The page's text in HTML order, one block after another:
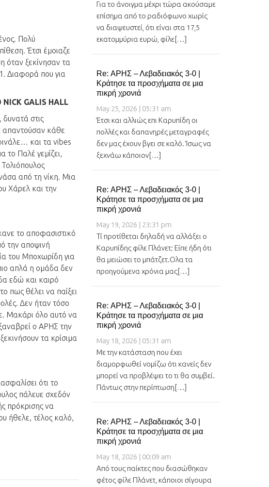
Πολύ
Έτσι έμοιαζε
όταν ξεκίνησαν τα
Διαφορά που για
GALIS HALL
στις
απαντούσαν κάθε
και τα vibes
το Παλέ γεμίζει,
από τη νίκη. Μια
Χάρελ και την
το αποφασιστικό
την αποψινή
του Μποχωρίδη για
απλά η ομάδα δεν
εδώ και καιρό
πως θέλει να παίξει
Δεν ήταν τόσο
Μακάρι όλο αυτό να
ξαναβρεί ο ΑΡΗΣ την
τα κρίσιμα
ότι το
πάλευε σχεδόν
πρόκρισης να
ήθελε, τέλος καλό,
Για το άνοιγμα μέχρι τώρα ακούσαμε
επίσημα από το ραδιόφωνο χωρίς
να διαψευστεί, ότι είναι στα 17,5
εκατομμύρια ευρώ, φίλε[…]
Re: ΑΡΗΣ – Λεβαδειακός 3-0 |
Κράτησε τα προσχήματα σε μια
πικρή χρονιά
May 25, 2026 | 05:31 am
Έτσι και αλλιώς επι Καρυπίδη οι
πολλές και δαπανηρές μεταγραφές
δεν μας έχουν βγει σε καλό. Ίσως να
ξεχνάω κάποιον[…]
Re: ΑΡΗΣ – Λεβαδειακός 3-0 |
Κράτησε τα προσχήματα σε μια
πικρή χρονιά
May 19, 2026 | 23:31 pm
Τί προτίθεται δηλαδή να αλλάξει ο
Καρυπίδης φίλε Πλάνετ; Είπε ήδη ότι
θα μειώσει το μπάτζετ.Ολα τα
προηγούμενα χρόνια μας[…]
Re: ΑΡΗΣ – Λεβαδειακός 3-0 |
Κράτησε τα προσχήματα σε μια
πικρή χρονιά
May 18, 2026 | 05:31 am
Με την κατάσταση που έχει
διαμορφωθεί νομίζω ότι κανείς δεν
μπορεί να προβλέψει το τι θα συμβεί.
Πάντως στην περίπτωση[…]
Re: ΑΡΗΣ – Λεβαδειακός 3-0 |
Κράτησε τα προσχήματα σε μια
πικρή χρονιά
May 18, 2026 | 00:09 am
Από τους παίκτες που διασώθηκαν
φέτος φίλε Πλάνετ, κάποιοι σίγουρα